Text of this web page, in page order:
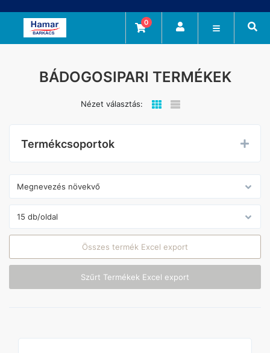
0
BÁDOGOSIPARI TERMÉKEK
Nézet választás:
Termékcsoportok
Összes termék Excel export
Szűrt Termékek Excel export